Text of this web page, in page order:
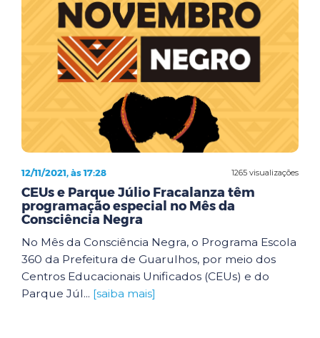
1265 visualizações
12/11/2021, às 17:28
CEUs e Parque Júlio Fracalanza têm
programação especial no Mês da
Consciência Negra
No Mês da Consciência Negra, o Programa Escola
360 da Prefeitura de Guarulhos, por meio dos
Centros Educacionais Unificados (CEUs) e do
Parque Júl... [saiba mais]